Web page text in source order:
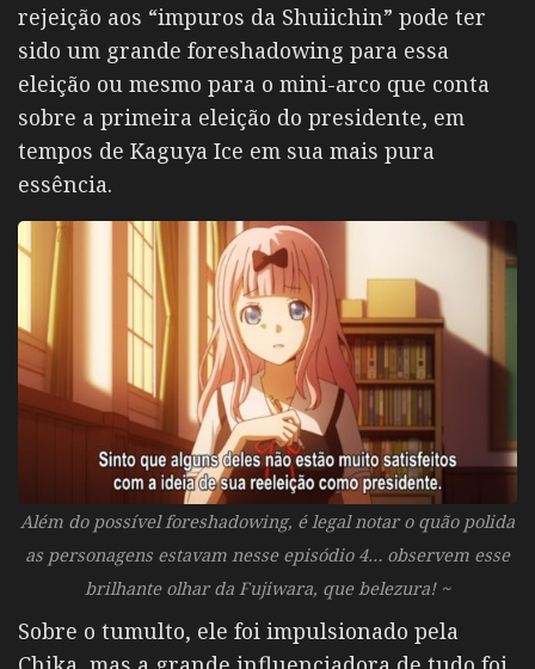
rejeição aos “impuros da Shuiichin” pode ter
sido um grande foreshadowing para essa
eleição ou mesmo para o mini-arco que conta
sobre a primeira eleição do presidente, em
tempos de Kaguya Ice em sua mais pura
essência.
Além do possível foreshadowing, é legal notar o quão polida
as personagens estavam nesse episódio 4… observem esse
brilhante olhar da Fujiwara, que belezura! ~
Sobre o tumulto, ele foi impulsionado pela